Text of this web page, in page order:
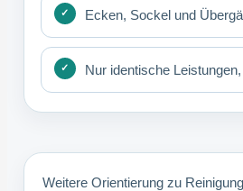
Ecken, Sockel und
Nur identische
Weitere Orientierung zu